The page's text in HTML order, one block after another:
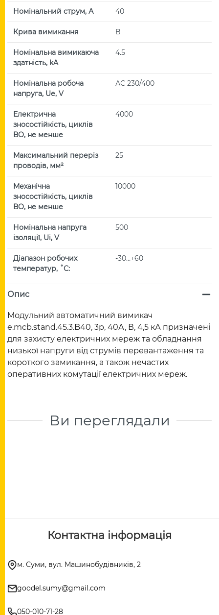
Номінальний струм, А 40
Крива вимикання B
Номінальна вимикаюча
здатність, kA
4.5
Номінальна робоча
напруга, Uе, V
АС 230/400
Електрична
зносостійкість, циклів
ВО, не менше
4000
Максимальний переріз
проводів, мм²
25
Механічна
зносостійкість, циклів
ВО, не менше
10000
Номінальна напруга
ізоляції, Ui, V
500
Діапазон робочих
температур, ˚С:
-30…+60
Опис
Модульний автоматичний вимикач
e.mcb.stand.45.3.B40, 3р, 40А, В, 4,5 кА призначені
для захисту електричних мереж та обладнання
низької напруги від струмів перевантаження та
короткого замикання, а також нечастих
оперативних комутації електричних мереж.
Ви переглядали
Контактна інформація
м. Суми, вул. Машинобудівників, 2
goodel.sumy@gmail.com
050-010-71-28